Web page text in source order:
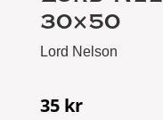
30×50
Lord Nelson
35 kr